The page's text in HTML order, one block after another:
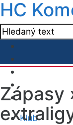
HC
Klub
Zápasy